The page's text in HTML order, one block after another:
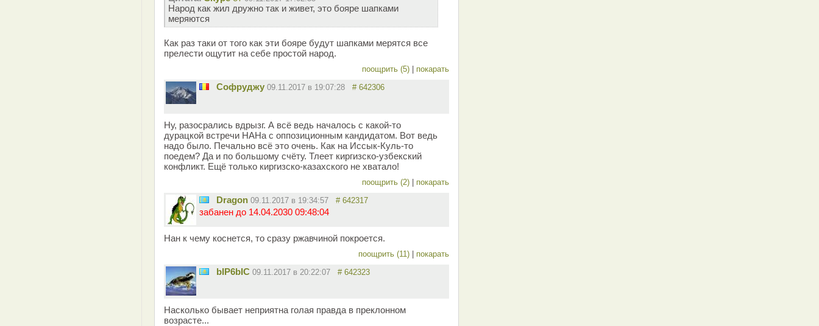
Народ как жил дружно так и живет, это бояре шапками
меряются
Как раз таки от того как эти бояре будут шапками мерятся все
прелести ощутит на себе простой народ.
поощрить (5) покарать
Софруджу 09.11.2017 в 19:07:28 # 642306
Ну, разосрались вдрызг. А всё ведь началось с какой-то
дурацкой встречи НАНа с оппозиционным кандидатом. Вот ведь
надо было. Печально всё это очень. Как на Иссык-Куль-то
поедем? Да и по большому счёту. Тлеет киргизско-узбекский
конфликт. Ещё только киргизско-казахского не хватало!
поощрить (2) покарать
Dragon 09.11.2017 в 19:34:57 # 642317
забанен до 14.04.2030 09:48:04
Нан к чему коснется, то сразу ржавчиной покроется.
поощрить (11) покарать
bIP6bIC 09.11.2017 в 20:22:07 # 642323
Насколько бывает неприятна голая правда в преклонном
возрасте...